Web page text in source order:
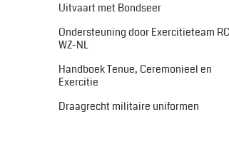
Uitvaart met Bondseer
Ondersteuning door Exercitieteam
WZ-NL
Handboek Tenue, Ceremonieel en
Exercitie
Draagrecht militaire uniformen